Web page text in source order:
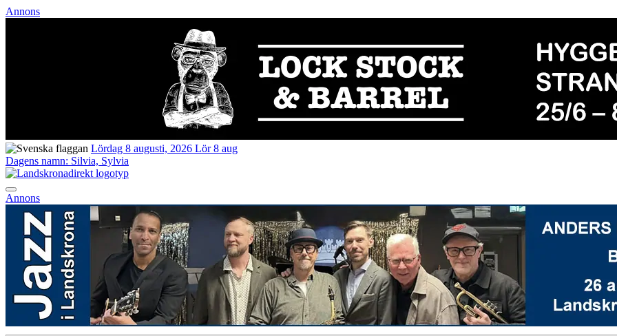
Annons
Lördag 8 augusti, 2026 Lör 8 aug
Dagens namn: Silvia, Sylvia
Annons